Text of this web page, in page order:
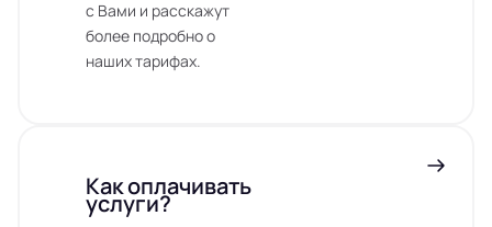
с Вами и расскажут
более подробно о
наших тарифах.
Как оплачивать
услуги?